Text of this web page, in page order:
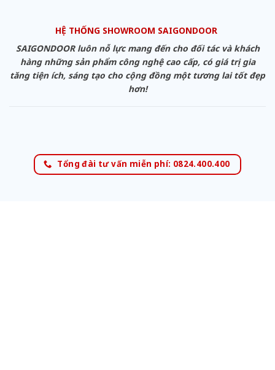
HỆ THỐNG SHOWROOM SAIGONDOOR
SAIGONDOOR luôn nỗ lực mang đến cho đối tác và khách
hàng những sản phẩm công nghệ cao cấp, có giá trị gia
tăng tiện ích, sáng tạo cho cộng đồng một tương lai tốt đẹp
hơn!
Tổng đài tư vấn miễn phí: 0824.400.400